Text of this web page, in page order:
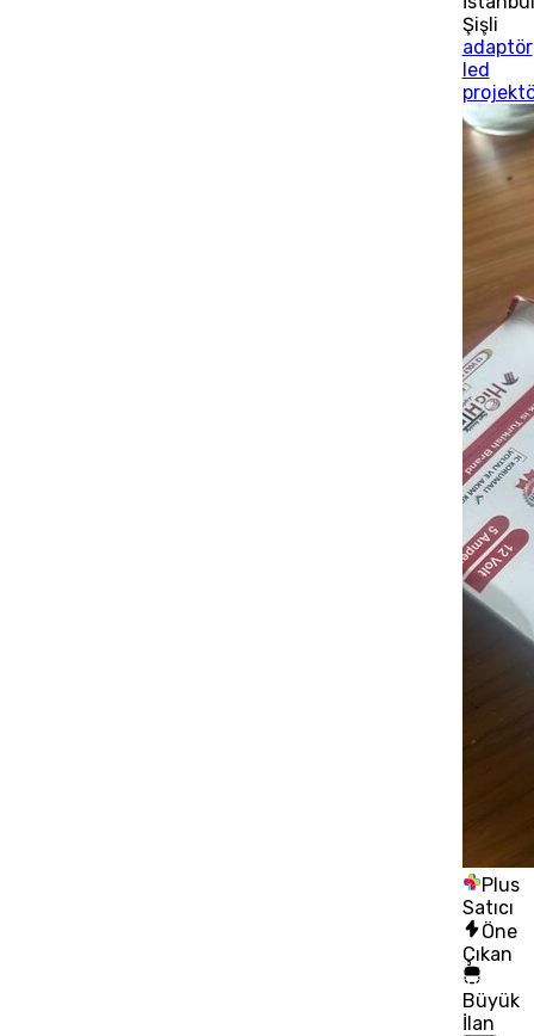
Şişli
adaptör
led
Plus
Satıcı
Öne
Çıkan
Büyük
İlan